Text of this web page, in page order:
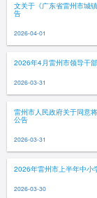
文关于《广东省雷州市城
告
2026-04-01
2026年4月雷州市领导干
2026-03-31
雷州市人民政府关于同意
公告
2026-03-31
2026年雷州市上半年中小
2026-03-30